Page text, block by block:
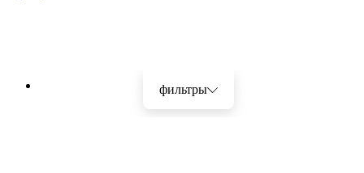
содержимому
фильтры
Sale!